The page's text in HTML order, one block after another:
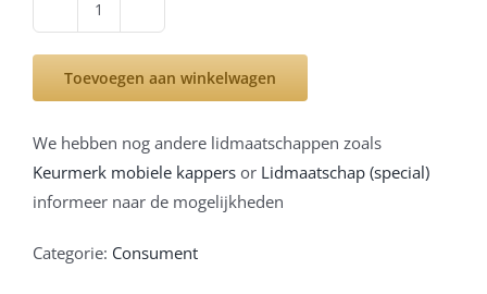
Kerstkussen
dieren/winter
print
Toevoegen aan winkelwagen
We hebben nog andere lidmaatschappen zoals
Keurmerk mobiele kappers or Lidmaatschap (special)
informeer naar de mogelijkheden
Categorie: Consument